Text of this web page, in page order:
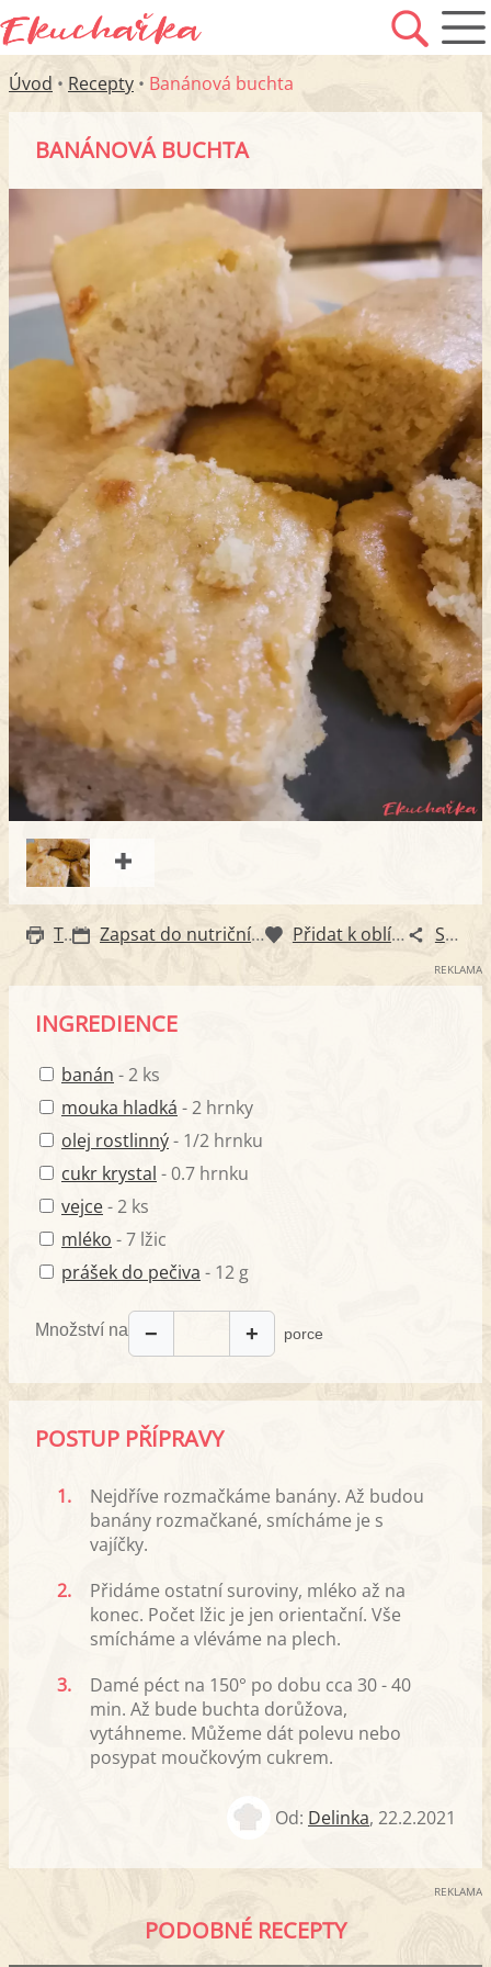
Úvod • Recepty • Banánová buchta
BANÁNOVÁ BUCHTA
Tisk Zapsat do nutričního diáře Přidat k oblíbeným Sdílet
REKLAMA
INGREDIENCE
banán - 2 ks
mouka hladká - 2 hrnky
olej rostlinný- 1/2 hrnku
cukr krystal - 0.7 hrnku
vejce- 2 ks
mléko - 7 lžic
prášek do pečiva - 12 g
Množství na − + porce
POSTUP PŘÍPRAVY
1.
Nejdříve rozmačkáme banány. Až budou
banány rozmačkané, smícháme je s
vajíčky.
2.
Přidáme ostatní suroviny, mléko až na
konec. Počet lžic je jen orientační. Vše
smícháme a vléváme na plech.
3.
Damé péct na 150° po dobu cca 30 - 40
min. Až bude buchta dorůžova,
vytáhneme. Můžeme dát polevu nebo
posypat moučkovým cukrem.
Od: Delinka, 22.2.2021
REKLAMA
PODOBNÉ RECEPTY